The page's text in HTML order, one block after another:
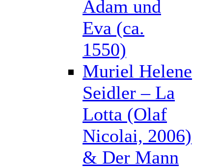
Adam und
Eva (ca.
1550)
Muriel Helene
Seidler – La
Lotta (Olaf
Nicolai, 2006)
& Der Mann